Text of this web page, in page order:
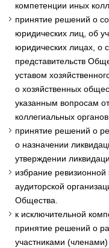
компетенции иных
принятие решений о
юридических лиц, об
юридических лицах, о
представительств
уставом
о хозяйственных
указанным вопросам
коллегиальных
принятие решений о
о назначении
утверждении
избрание
аудиторской
Общества.
к исключительной
принятие решений о
участниками